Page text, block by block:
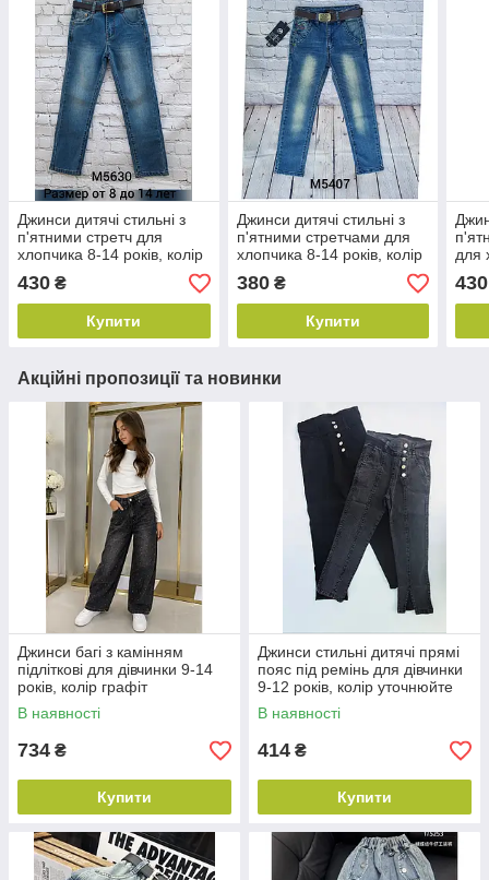
Джинси дитячі стильні з
п'ятними стретч для
хлопчика 8-14 років, колір
темно-синій
430 ₴
Купити
Джинси дитячі стильні з
п'ятними стретчами для
хлопчика 8-14 років, колір
синій
380₴
Купити
для
430
Акційні пропозиції та новинки
Джинси багі з камінням
підліткові для дівчинки 9-14
років, колір графіт
В наявності
734 ₴
Купити
Джинси стильні дитячі прямі
пояс під ремінь для дівчинки
9-12 років, колір уточнюйте
під час замовлення
В наявності
414 ₴
Купити